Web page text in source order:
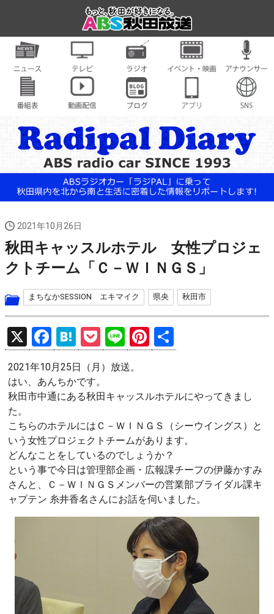
2021年10月26日
秋田キャッスルホテル 女性プロジェ
クトチーム「Ｃ－ＷＩＮＧＳ」
まちなかSESSION エキマイク 県央 秋田市
X
F
a
ce
b
o
k
H
at
e
n
P
o
ck
et
Li
n
e
Pi
nt
es
有
2021年10月25日（月）放送。
はい、あんちかです。
秋田市中通にある秋田キャッスルホテルにやってきまし
た。
こちらのホテルにはＣ－ＷＩＮＧＳ（シーウイングス）と
いう女性プロジェクトチームがあります。
どんなことをしているのでしょうか？
という事で今日は管理部企画・広報課チーフの伊藤かすみ
さんと、Ｃ－ＷＩＮＧＳメンバーの営業部ブライダル課キ
ャプテン 糸井香名さんにお話を伺いました。